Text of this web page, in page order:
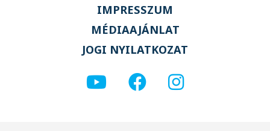
IMPRESSZUM
MÉDIAAJÁNLAT
JOGI NYILATKOZAT